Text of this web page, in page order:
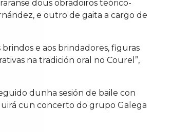
dous obradoiros teórico-
e outro de gaita a cargo de
e aos brindadores, figuras
na tradición oral no Courel”,
dunha sesión de baile con
cun concerto do grupo Galega